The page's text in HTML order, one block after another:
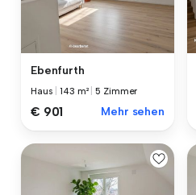
Ebenfurth
Haus |143 m² |5 Zimmer
€ 901 Mehr sehen